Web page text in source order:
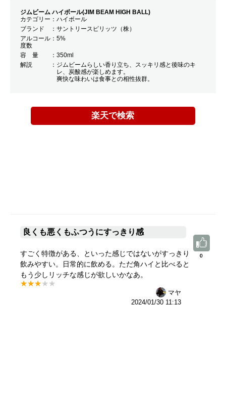
ジムビーム ハイボール(JIM BEAM HIGH BALL)
カテゴリー
ハイボール
ブランド
サントリースピリッツ（株）
アルコール
度数
5%
容 量
350ml
解説
ジムビームらしい香り立ち、スッキリ感と後味のキ
レ、炭酸感が楽しめます。
爽快な味わいは食事との相性抜群。
楽天で検索
良くも悪くもふつうにすっきり感
すごく特徴がある、といった感じではないがすっきり
飲みやすい。日常的に飲める。ただ角ハイと比べると
もう少しリッチな感じが欲しいかなあ。
マヤ
2024/01/30 11:13
0
0